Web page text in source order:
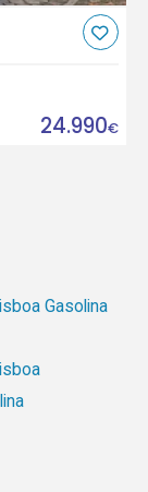
24.990€
Gasolina